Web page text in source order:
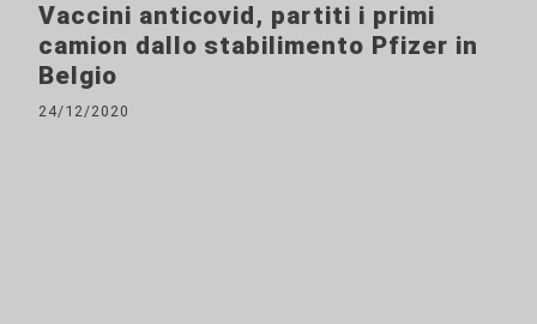
Vaccini anticovid, partiti i primi
camion dallo stabilimento Pfizer in
Belgio
24/12/2020